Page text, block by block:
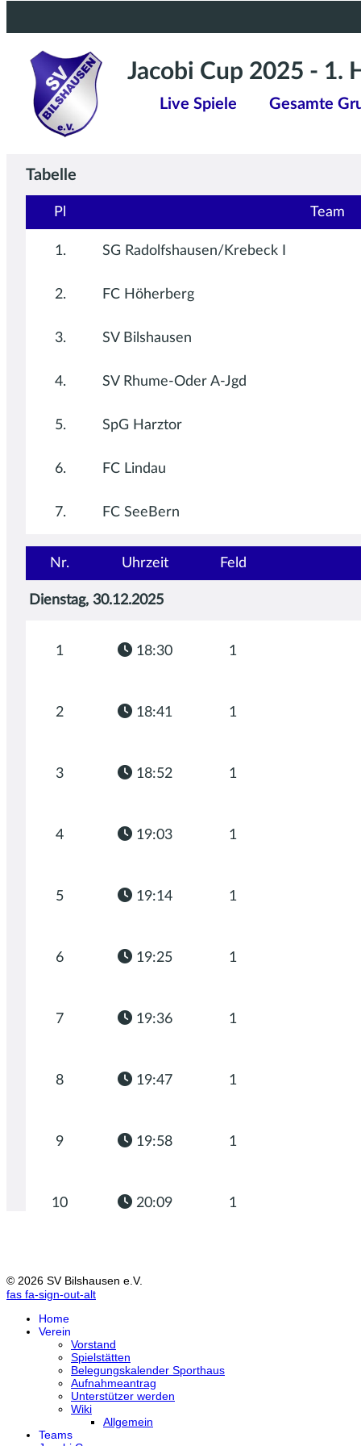
© 2026 SV Bilshausen e.V.
fas fa-sign-out-alt
Home
Verein
Vorstand
Spielstätten
Belegungskalender Sporthaus
Aufnahmeantrag
Unterstützer werden
Wiki
Allgemein
Teams